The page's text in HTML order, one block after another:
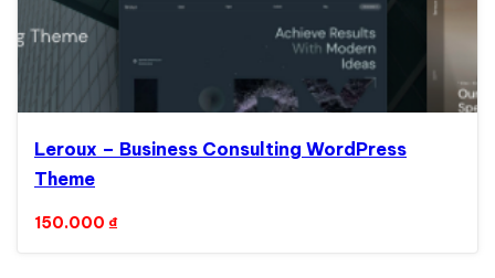
Leroux – Business Consulting WordPress
Theme
150.000 ₫